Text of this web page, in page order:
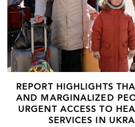
REPORT HIGHLIGHTS
AND MARGINALIZED
URGENT ACCESS TO
SERVICES IN